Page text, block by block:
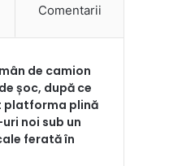
Comentarii
de camion
șoc, după ce
platforma plină
uri noi sub un
ferată în